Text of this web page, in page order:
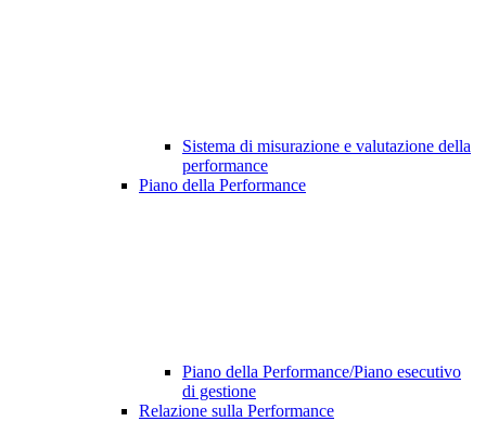
Sistema di misurazione e valutazione della
performance
Piano della Performance
Piano della Performance/Piano esecutivo
di gestione
Relazione sulla Performance